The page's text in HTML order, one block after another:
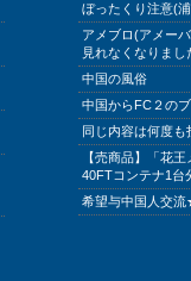
ぼったくり注意(
アメブロ(アメー
見れなくなりまし
中国の風俗
中国からFC２の
同じ内容は何度
【売商品】「花
40FTコンテナ1台
希望与中国人交